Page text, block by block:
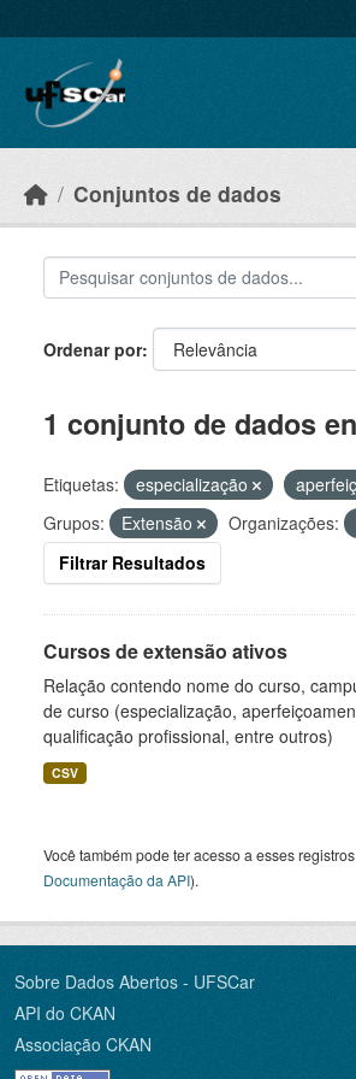
Conjuntos de dados
Ordenar por
1 conjunto de dados
Etiquetas: especialização
Grupos:
Extensão Organizações:
Filtrar Resultados
Cursos de extensão ativos
Relação contendo nome do curso,
de curso (especialização,
qualificação profissional, entre outros)
CSV
Você também pode ter acesso a esses
Documentação da API).
Sobre Dados Abertos - UFSCar
API do CKAN
Associação CKAN